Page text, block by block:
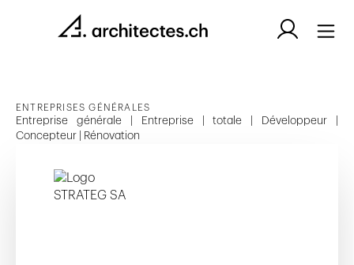
ENTREPRISES GÉNÉRALES
Entreprise générale | Entreprise | totale | Développeur |
Concepteur | Rénovation